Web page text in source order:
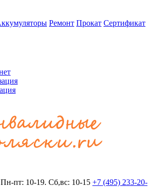
Ремонт Прокат Сертификат
Пн-пт: 10-19. Сб,вс: 10-15 +7 (495) 233-20-